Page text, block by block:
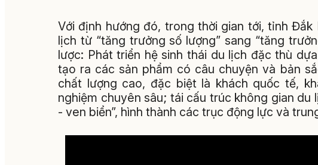
Với định hướng đó, trong thời gian tới, tỉnh
lịch từ “tăng trưởng số lượng” sang “tăng
lược: Phát triển hệ sinh thái du lịch đặc thù
tạo ra các sản phẩm có câu chuyện và bản
chất lượng cao, đặc biệt là khách quốc tế,
nghiệm chuyên sâu; tái cấu trúc không gian
- ven biển”, hình thành các trục động lực và